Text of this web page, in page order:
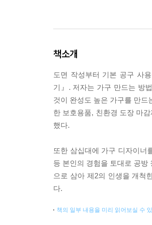
책소개
도면 작성부터 기본 공구 사
기』. 저자는 가구 만드는 방
것이 완성도 높은 가구를 만
한 보호용품, 친환경 도장 마
했다.
또한 삼십대에 가구 디자이너
등 본인의 경험을 토대로 공
으로 삼아 제2의 인생을 개척
다.
책의 일부 내용을 미리 읽어보실 수